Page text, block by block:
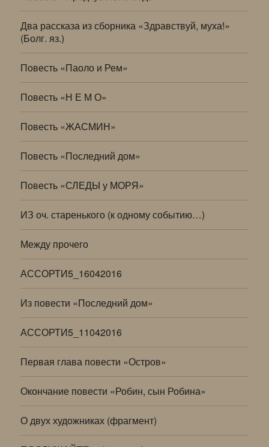
Два рассказа из сборника «Здравствуй, муха!»
(Болг. яз.)
Повесть «Паоло и Рем»
Повесть «Н Е М О»
Повесть «ЖАСМИН»
Повесть «Последний дом»
Повесть «СЛЕДЫ у МОРЯ»
ИЗ оч. старенького (к одному событию…)
Между прочего
АССОРТИ5_16042016
Из повести «Последний дом»
АССОРТИ5_11042016
Первая глава повести «Остров»
Окончание повести «Робин, сын Робина»
О двух художниках (фрагмент)